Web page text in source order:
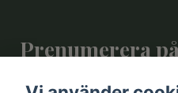
Prenumerera